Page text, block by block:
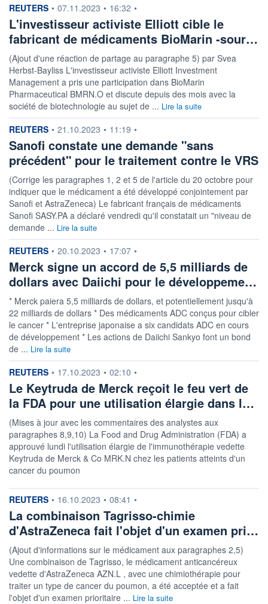
information fournie par
REUTERS • 07.11.2023 • 16:32 •
L'investisseur activiste Elliott cible le
fabricant de médicaments BioMarin -sour…
(Ajout d'une réaction de partage au paragraphe 5) par Svea
Herbst-Bayliss L'investisseur activiste Elliott Investment
Management a pris une participation dans BioMarin
Pharmaceutical BMRN.O et discute depuis des mois avec la
société de biotechnologie au sujet de ... Lire la suite
information fournie par
REUTERS • 21.10.2023 • 11:19 •
Sanofi constate une demande "sans
précédent" pour le traitement contre le VRS
(Corrige les paragraphes 1, 2 et 5 de l'article du 20 octobre pour
indiquer que le médicament a été développé conjointement par
Sanofi et AstraZeneca) Le fabricant français de médicaments
Sanofi SASY.PA a déclaré vendredi qu'il constatait un "niveau de
demande ... Lire la suite
information fournie par
REUTERS • 20.10.2023 • 17:07 •
Merck signe un accord de 5,5 milliards de
dollars avec Daiichi pour le développeme…
* Merck paiera 5,5 milliards de dollars, et potentiellement jusqu'à
22 milliards de dollars * Des médicaments ADC conçus pour cibler
le cancer * L'entreprise japonaise a six candidats ADC en cours
de développement * Les actions de Daiichi Sankyo font un bond
de ... Lire la suite
information fournie par
REUTERS • 17.10.2023 • 02:10 •
Le Keytruda de Merck reçoit le feu vert de
la FDA pour une utilisation élargie dans l…
(Mises à jour avec les commentaires des analystes aux
paragraphes 8,9,10) La Food and Drug Administration (FDA) a
approuvé lundi l'utilisation élargie de l'immunothérapie vedette
Keytruda de Merck & Co MRK.N chez les patients atteints d'un
cancer du poumon
information fournie par
REUTERS • 16.10.2023 • 08:41 •
La combinaison Tagrisso-chimie
d'AstraZeneca fait l'objet d'un examen pri…
(Ajout d'informations sur le médicament aux paragraphes 2,5)
Une combinaison de Tagrisso, le médicament anticancéreux
vedette d'AstraZeneca AZN.L , avec une chimiothérapie pour
traiter un type de cancer du poumon, a été acceptée et a fait
l'objet d'un examen prioritaire ... Lire la suite